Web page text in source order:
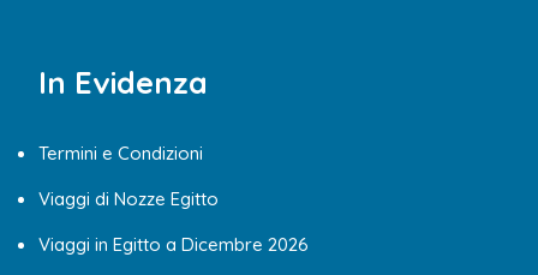
In Evidenza
Termini e Condizioni
Viaggi di Nozze Egitto
Viaggi in Egitto a Dicembre 2026